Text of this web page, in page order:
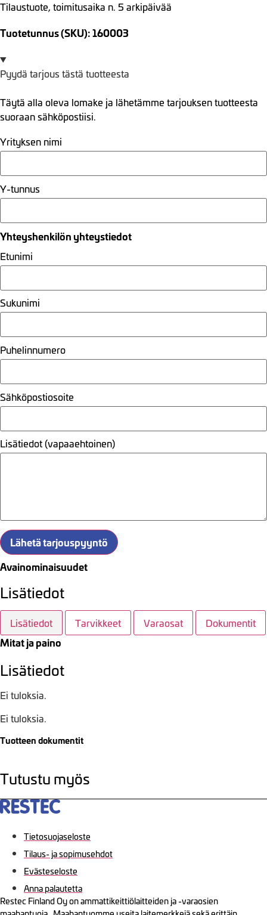
Tilaustuote, toimitusaika n. 5 arkipäivää
Tuotetunnus (SKU): 160003
Pyydä tarjous tästä tuotteesta
Täytä alla oleva lomake ja lähetämme tarjouksen tuotteesta
suoraan sähköpostiisi.
Yrityksen nimi
Y-tunnus
Yhteyshenkilön yhteystiedot
Etunimi
Sukunimi
Puhelinnumero
Sähköpostiosoite
Lisätiedot (vapaaehtoinen)
Lähetä tarjouspyyntö
Avainominaisuudet
Lisätiedot
Lisätiedot Tarvikkeet Varaosat Dokumentit
Mitat ja paino
Lisätiedot
Ei tuloksia.
Ei tuloksia.
Tuotteen dokumentit
Tutustu myös
Tietosuojaseloste
Tilaus- ja sopimusehdot
Evästeseloste
Anna palautetta
Restec Finland Oy on ammattikeittiölaitteiden ja -varaosien